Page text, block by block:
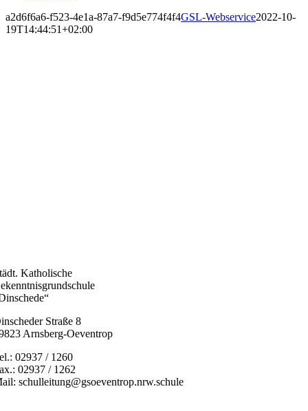
a2d6f6a6-f523-4e1a-87a7-f9d5e774f4f4GSL-Webservice2022-10-
19T14:44:51+02:00
Katholische
Straße 8
Arnsberg-Oeventrop
02937 / 1260
02937 / 1262
schulleitung@gsoeventrop.nrw.schule